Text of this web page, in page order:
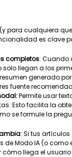
para cualquiera
es clave
completos: Cuando
solo llegan a los
generado
fuente
Permite usar
Esto facilita la
se formule la
: Si tus
de Modo IA (o como
llega el usuario